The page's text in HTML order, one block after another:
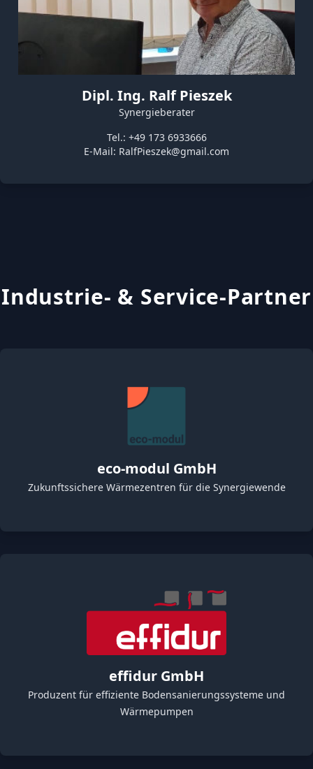
Dipl. Ing. Ralf Pieszek
Synergieberater
Tel.: +49 173 6933666
E-Mail: RalfPieszek@gmail.com
Industrie- & Service-Partner
eco-modul GmbH
Zukunftssichere Wärmezentren für die Synergiewende
effidur GmbH
Produzent für effiziente Bodensanierungssysteme und
Wärmepumpen